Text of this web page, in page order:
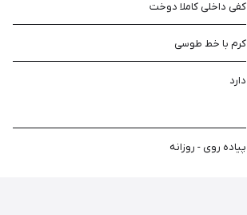
کفی داخلی کاملا دوخت
کرم با خط طوسی
دارد
پیاده روی - روزانه